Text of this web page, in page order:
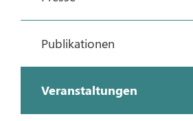
Publikationen
Veranstaltungen